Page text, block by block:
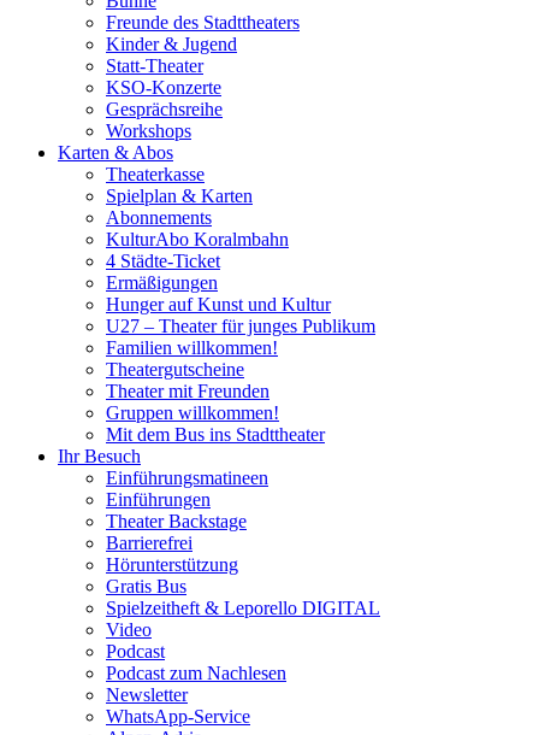
Freunde des Stadttheaters
Kinder & Jugend
Statt-Theater
KSO-Konzerte
Gesprächsreihe
Workshops
Karten & Abos
Theaterkasse
Spielplan & Karten
Abonnements
KulturAbo Koralmbahn
4 Städte-Ticket
Ermäßigungen
Hunger auf Kunst und Kultur
U27 – Theater für junges Publikum
Familien willkommen!
Theatergutscheine
Theater mit Freunden
Gruppen willkommen!
Mit dem Bus ins Stadttheater
Ihr Besuch
Einführungsmatineen
Einführungen
Theater Backstage
Barrierefrei
Hörunterstützung
Gratis Bus
Spielzeitheft & Leporello DIGITAL
Video
Podcast
Podcast zum Nachlesen
Newsletter
WhatsApp-Service